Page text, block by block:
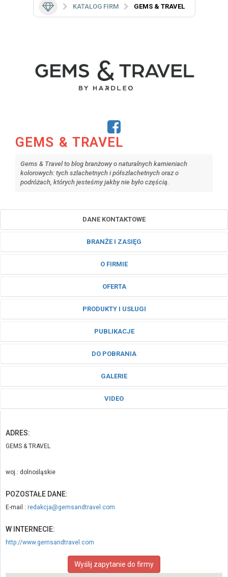
KATALOG FIRM GEMS & TRAVEL
GEMS & TRAVEL
Gems & Travel to blog branżowy o naturalnych kamieniach
kolorowych: tych szlachetnych i półszlachetnych oraz o
podróżach, których jesteśmy jakby nie było częścią.
DANE KONTAKTOWE
BRANŻE I ZASIĘG
O FIRMIE
OFERTA
PRODUKTY I USŁUGI
PUBLIKACJE
DO POBRANIA
GALERIE
VIDEO
ADRES:
GEMS & TRAVEL
woj.: dolnośląskie
POZOSTAŁE DANE:
E-mail : redakcja@gemsandtravel.com
W INTERNECIE:
http://www.gemsandtravel.com
Wyślij zapytanie do firmy